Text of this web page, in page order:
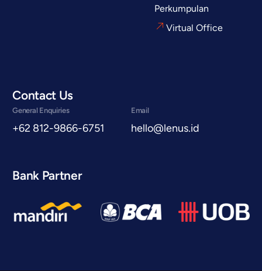
Perkumpulan
Virtual Office
Contact Us
General Enquiries
+62 812-9866-6751
Email
hello@lenus.id
Bank Partner